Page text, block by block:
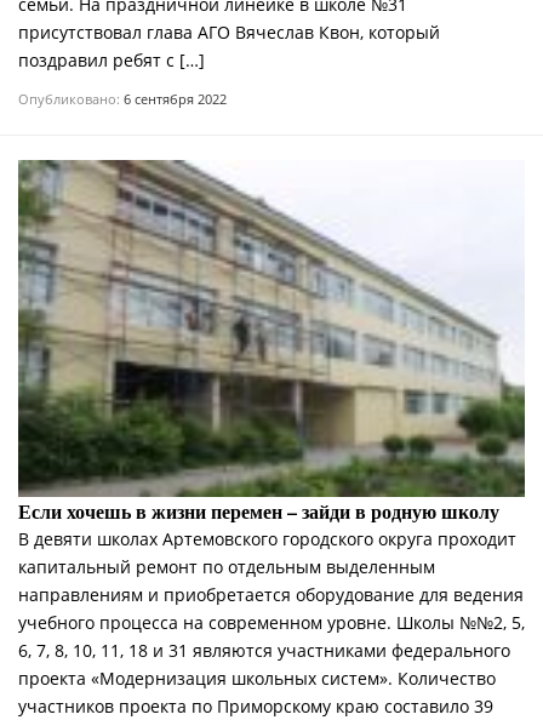
присутствовал глава АГО Вячеслав Квон, который
поздравил ребят с […]
Опубликовано: 6 сентября 2022
Если хочешь в жизни перемен – зайди в родную школу
В девяти школах Артемовского городского округа проходит
капитальный ремонт по отдельным выделенным
направлениям и приобретается оборудование для ведения
учебного процесса на современном уровне. Школы №№2, 5,
6, 7, 8, 10, 11, 18 и 31 являются участниками федерального
проекта «Модернизация школьных систем». Количество
участников проекта по Приморскому краю составило 39